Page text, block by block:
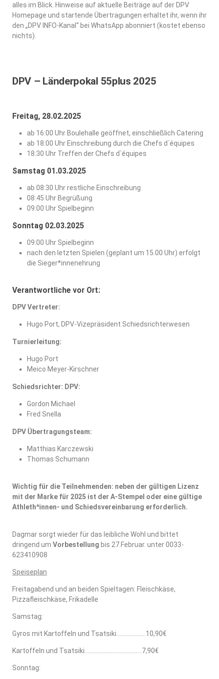
alles im Blick. Hinweise auf aktuelle Beiträge auf der DPV
Homepage und startende Übertragungen erhaltet ihr, wenn ihr
den „DPV INFO-Kanal“ bei WhatsApp abonniert (kostet ebenso
nichts).
DPV – Länderpokal 55plus 2025
Freitag, 28.02.2025
ab 16:00 Uhr Boulehalle geöffnet, einschließlich Catering
ab 18:00 Uhr Einschreibung durch die Chefs d´équipes
18:30 Uhr Treffen der Chefs d`équipes
Samstag 01.03.2025
ab 08:30 Uhr restliche Einschreibung
08:45 Uhr Begrüßung
09:00 Uhr Spielbeginn
Sonntag 02.03.2025
09:00 Uhr Spielbeginn
nach den letzten Spielen (geplant um 15.00 Uhr) erfolgt
die Sieger*innenehrung
Verantwortliche vor Ort:
DPV Vertreter:
Hugo Port, DPV-Vizepräsident Schiedsrichterwesen
Turnierleitung:
Hugo Port
Meico Meyer-Kirschner
Schiedsrichter: DPV:
Gordon Michael
Fred Snella
DPV Übertragungsteam:
Matthias Karczewski
Thomas Schumann
Wichtig für die Teilnehmenden: neben der gültigen Lizenz
mit der Marke für 2025 ist der A-Stempel oder eine gültige
Athleth*innen- und Schiedsvereinbarung erforderlich.
Dagmar sorgt wieder für das leibliche Wohl und bittet
dringend um Vorbestellung bis 27.Februar. unter 0033-
623410908
Speiseplan
Freitagabend und an beiden Spieltagen: Fleischkäse,
Pizzafleischkäse, Frikadelle
Samstag:
Gyros mit Kartoffeln und Tsatsiki………………..10,90€
Kartoffeln und Tsatsiki…………………………………7,90€
Sonntag: